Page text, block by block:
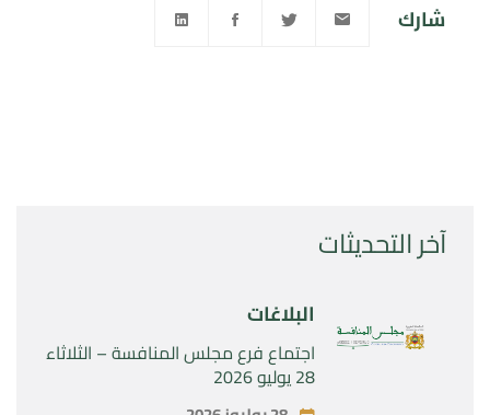
آخر التحديثات
البلاغات
اجتماع فرع مجلس المنافسة – الثلاثاء
28 يوليو 2026
شارك